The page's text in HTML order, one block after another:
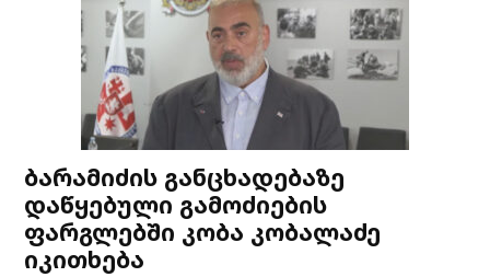
ბარამიძის განცხადებაზე
დაწყებული გამოძიების
ფარგლებში კობა კობალაძე
იკითხება